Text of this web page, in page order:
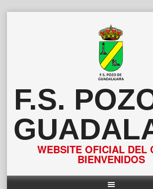
F.S.
WEBSITE OFICIAL DEL
BIENVENIDOS